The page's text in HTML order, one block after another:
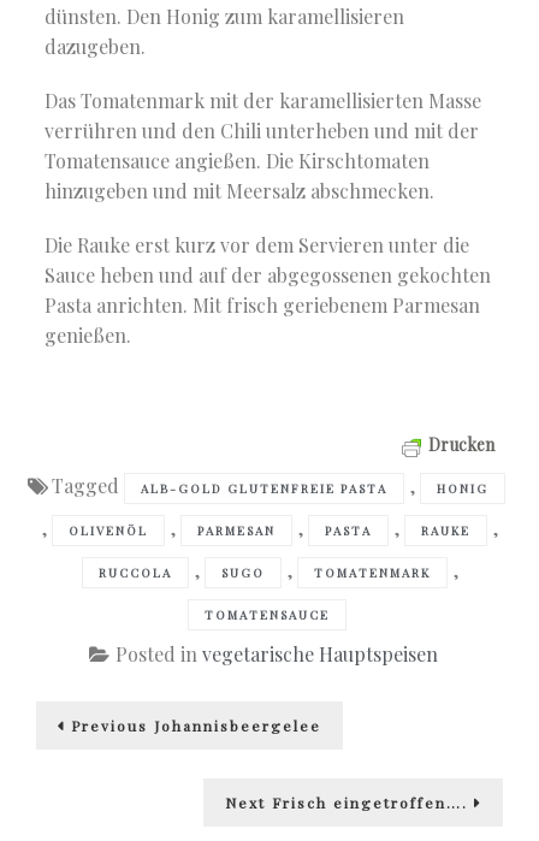
dünsten. Den Honig zum karamellisieren
dazugeben.
Das Tomatenmark mit der karamellisierten Masse
verrühren und den Chili unterheben und mit der
Tomatensauce angießen. Die Kirschtomaten
hinzugeben und mit Meersalz abschmecken.
Die Rauke erst kurz vor dem Servieren unter die
Sauce heben und auf der abgegossenen gekochten
Pasta anrichten. Mit frisch geriebenem Parmesan
genießen.
Drucken
Tagged ALB-GOLD GLUTENFREIE PASTA , HONIG
, OLIVENÖL , PARMESAN , PASTA , RAUKE ,
RUCCOLA , SUGO , TOMATENMARK ,
TOMATENSAUCE
Posted invegetarische Hauptspeisen
Beitragsnavigation
Previous Previous
Johannisbeergelee
Next Next
Frisch eingetroffen….